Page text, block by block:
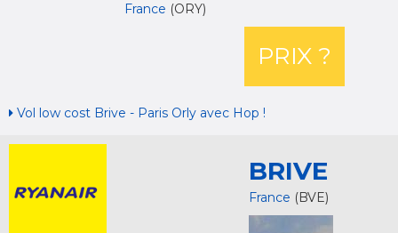
France (ORY)
PRIX ?
Vol low cost Brive - Paris Orly avec Hop !
BRIVE
France (BVE)